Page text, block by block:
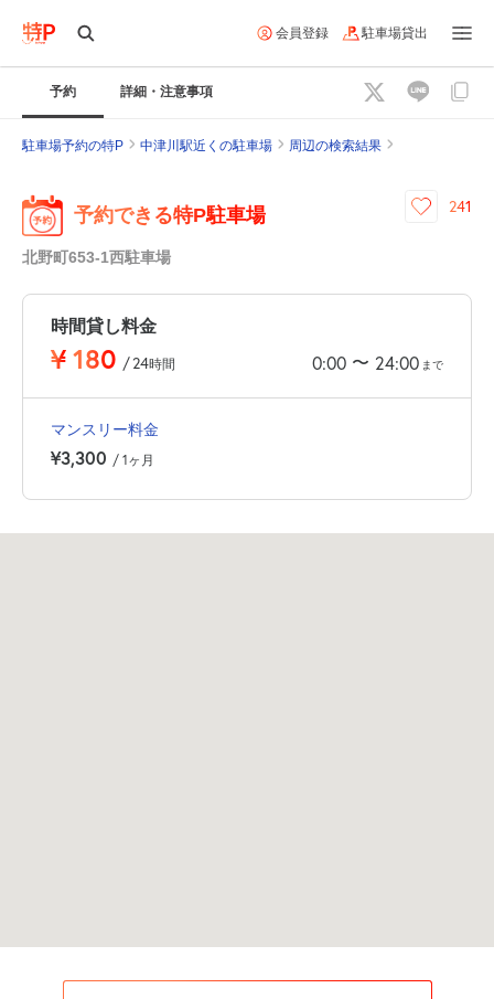
会員登録 駐車場貸出
予約 詳細・注意事項
駐車場予約の特P 中津川駅近くの駐車場 周辺の検索結果
予約できる特P駐車場
北野町653-1西駐車場
241
時間貸し料金
¥180 /24時間 0:00 〜 24:00 まで
マンスリー料金
¥3,300 / 1ヶ月